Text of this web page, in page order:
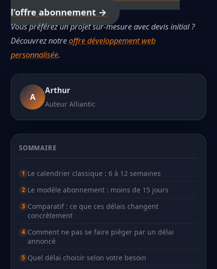
l’offre abonnement →
Vous préférez un projet sur-mesure avec devis initial ?
Découvrez notreoffre développement web
personnalisée.
A
Arthur
Auteur Alliantic
SOMMAIRE
Le calendrier classique : 6 à 12 semaines
Le modèle abonnement : moins de 15 jours
Comparatif : ce que ces délais changent
concrètement
Comment ne pas se faire piéger par un délai
annoncé
Quel délai choisir selon votre besoin